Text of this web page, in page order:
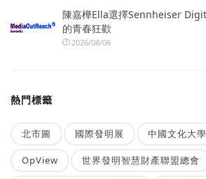
陳嘉樺Ella選擇Sennheiser
的青春狂歡
2026/08/06
熱門標籤
北市圖 國際發明展 中國文化大學
OpView 世界發明智慧財產聯盟總會